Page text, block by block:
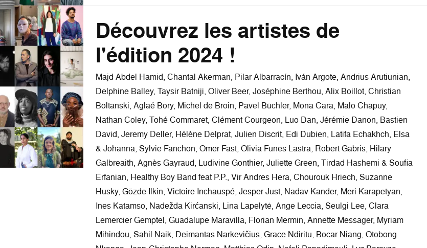
Découvrez les artistes de
l'édition 2024 !
Majd Abdel Hamid, Chantal Akerman, Pilar Albarracín, Iván Argote, Andrius Arutiunian,
Delphine Balley, Taysir Batniji, Oliver Beer, Joséphine Berthou, Alix Boillot, Christian
Boltanski, Aglaé Bory, Michel de Broin, Pavel Büchler, Mona Cara, Malo Chapuy,
Nathan Coley, Tohé Commaret, Clément Courgeon, Luo Dan, Jérémie Danon, Bastien
David, Jeremy Deller, Hélène Delprat, Julien Discrit, Edi Dubien, Latifa Echakhch, Elsa
& Johanna, Sylvie Fanchon, Omer Fast, Olivia Funes Lastra, Robert Gabris, Hilary
Galbreaith, Agnès Gayraud, Ludivine Gonthier, Juliette Green, Tirdad Hashemi & Soufia
Erfanian, Healthy Boy Band feat P.P., Vir Andres Hera, Chourouk Hriech, Suzanne
Husky, Gözde Ilkin, Victoire Inchauspé, Jesper Just, Nadav Kander, Meri Karapetyan,
Ines Katamso, Nadežda Kirćanski, Lina Lapelytė, Ange Leccia, Seulgi Lee, Clara
Lemercier Gemptel, Guadalupe Maravilla, Florian Mermin, Annette Messager, Myriam
Mihindou, Sahil Naik, Deimantas Narkevičius, Grace Ndiritu, Bocar Niang, Otobong